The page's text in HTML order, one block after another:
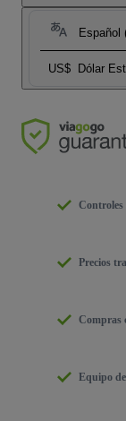
Español
US$ Dólar
Controles
Precios
Compras
Equipo